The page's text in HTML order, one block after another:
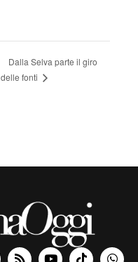
Dalla Selva parte il giro
delle fonti